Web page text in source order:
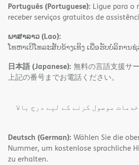
Português (Portuguese): Ligue para o
receber serviços gratuitos de
ພາສາລາວ (Lao):
ໂທຫາເບີໂທລະສັບຂ້າງເທິງ ເພື່ອຮັບບໍລິການ
日本語 (Japanese): 無料の言語支援サ
上記の番号までお電話ください。
موصول کرنے کے لیے درج بالا
Deutsch (German): Wählen Sie die
Nummer, um kostenlose sprachliche
zu erhalten.